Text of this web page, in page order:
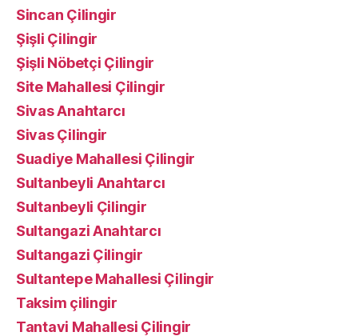
Sincan Çilingir
Şişli Çilingir
Şişli Nöbetçi Çilingir
Site Mahallesi Çilingir
Sivas Anahtarcı
Sivas Çilingir
Suadiye Mahallesi Çilingir
Sultanbeyli Anahtarcı
Sultanbeyli Çilingir
Sultangazi Anahtarcı
Sultangazi Çilingir
Sultantepe Mahallesi Çilingir
Taksim çilingir
Tantavi Mahallesi Çilingir